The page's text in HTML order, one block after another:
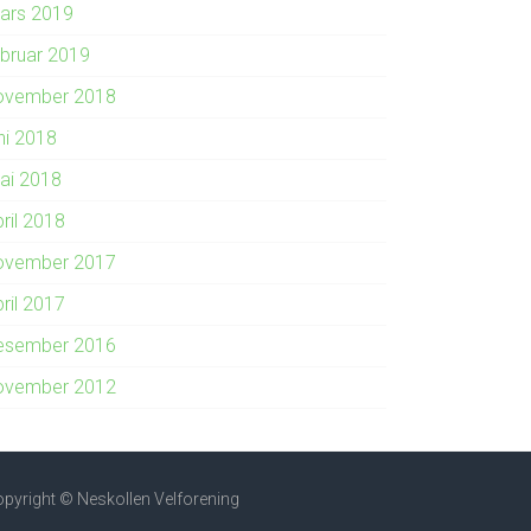
2019
2019
2018
2018
2018
2018
2017
2017
2016
2012
© Neskollen Velforening